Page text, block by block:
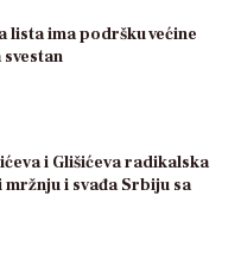
lista ima podršku većine
i Glišićeva radikalska
i svađa Srbiju sa